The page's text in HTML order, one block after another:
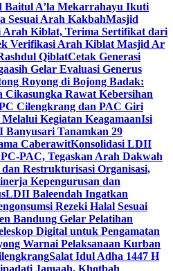
Baitul A’la Mekarrahayu Ikuti
Sesuai Arah KakbahMasjid
Arah Kiblat, Terima Sertifikat dari
Verifikasi Arah Kiblat Masjid Ar
QiblatCetak Generasi
Gelar Evaluasi Generus
Royong di Bojong Badak:
Rawat Kebersihan
Cilengkrang dan PAC Giri
Kegiatan KeagamaanIsi
Tanamkan 29
CaberawitKonsolidasi LDII
PAC, Tegaskan Arah Dakwah
Restrukturisasi Organisasi,
Kepengurusan dan
LDII Baleendah Ingatkan
Rezeki Halal Sesuai
Bandung Gelar Pelatihan
Digital untuk Pengamatan
Warnai Pelaksanaan Kurban
Salat Idul Adha 1447 H